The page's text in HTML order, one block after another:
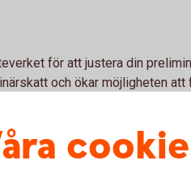
för att justera din
och ökar möjligheten att
arbetsgivare eller
för stora skillnader mellan